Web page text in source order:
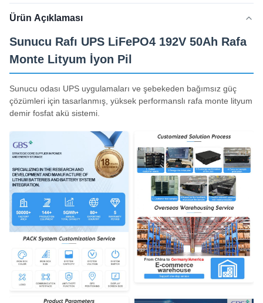
Ürün Açıklaması
Sunucu Rafı UPS LiFePO4 192V 50Ah Rafa
Monte Lityum İyon Pil
Sunucu odası UPS uygulamaları ve şebekeden bağımsız güç
çözümleri için tasarlanmış, yüksek performanslı rafa monte lityum
demir fosfat akü sistemi.